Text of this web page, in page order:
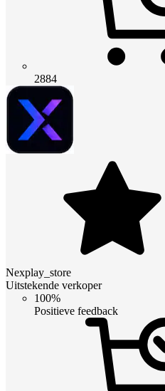
2884
Nexplay_store
Uitstekende verkoper
100%
Positieve feedback